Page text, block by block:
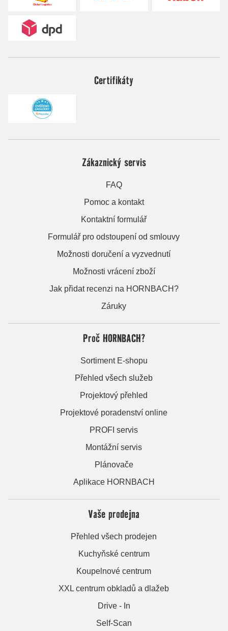
Certifikáty
Zákaznický servis
FAQ
Pomoc a kontakt
Kontaktní formulář
Formulář pro odstoupení od smlouvy
Možnosti doručení a vyzvednutí
Možnosti vrácení zboží
Jak přidat recenzi na HORNBACH?
Záruky
Proč HORNBACH?
Sortiment E-shopu
Přehled všech služeb
Projektový přehled
Projektové poradenství online
PROFI servis
Montážní servis
Plánovače
Aplikace HORNBACH
Vaše prodejna
Přehled všech prodejen
Kuchyňské centrum
Koupelnové centrum
XXL centrum obkladů a dlažeb
Drive - In
Self-Scan